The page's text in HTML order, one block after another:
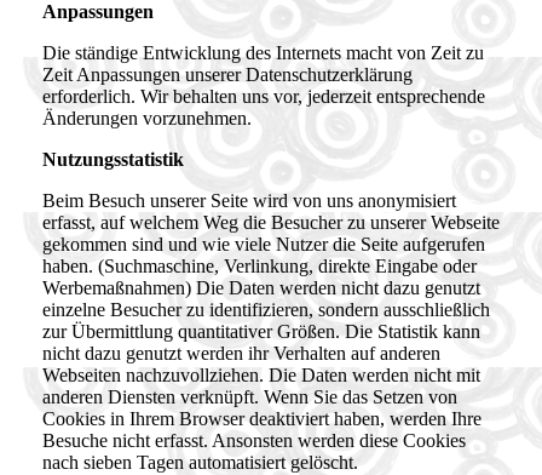
Anpassungen
Die ständige Entwicklung des Internets macht von Zeit zu
Zeit Anpassungen unserer Datenschutzerklärung
erforderlich. Wir behalten uns vor, jederzeit entsprechende
Änderungen vorzunehmen.
Nutzungsstatistik
Beim Besuch unserer Seite wird von uns anonymisiert
erfasst, auf welchem Weg die Besucher zu unserer Webseite
gekommen sind und wie viele Nutzer die Seite aufgerufen
haben. (Suchmaschine, Verlinkung, direkte Eingabe oder
Werbemaßnahmen) Die Daten werden nicht dazu genutzt
einzelne Besucher zu identifizieren, sondern ausschließlich
zur Übermittlung quantitativer Größen. Die Statistik kann
nicht dazu genutzt werden ihr Verhalten auf anderen
Webseiten nachzuvollziehen. Die Daten werden nicht mit
anderen Diensten verknüpft. Wenn Sie das Setzen von
Cookies in Ihrem Browser deaktiviert haben, werden Ihre
Besuche nicht erfasst. Ansonsten werden diese Cookies
nach sieben Tagen automatisiert gelöscht.